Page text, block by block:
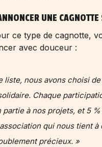
UNE
ce type de cagnotte,
avec douceur :
liste, nous avons choisi
Chaque
à nos projets, et 5 %
qui nous tient
précieux. »